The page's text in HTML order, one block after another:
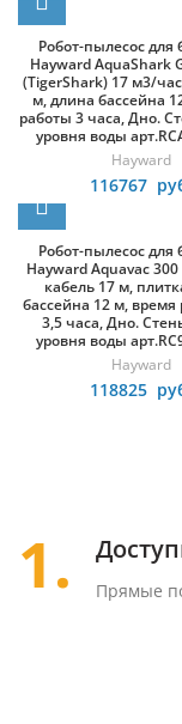
Робот-пылесос для
Hayward AquaShark
(TigerShark) 17 м3/
м, длина бассейна
работы 3 часа, Дно.
уровня воды
Hayward
116767
Робот-пылесос для
Hayward Aquavac
кабель 17 м,
бассейна 12 м, время
3,5 часа, Дно.
уровня воды
Hayward
118825
1. Прямые